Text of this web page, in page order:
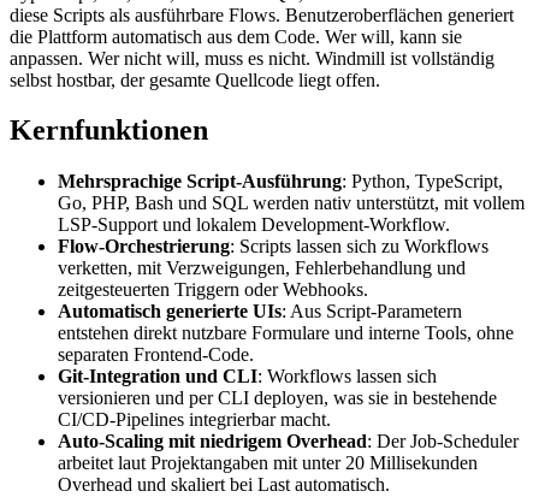
diese Scripts als ausführbare Flows. Benutzeroberflächen generiert
die Plattform automatisch aus dem Code. Wer will, kann sie
anpassen. Wer nicht will, muss es nicht. Windmill ist vollständig
selbst hostbar, der gesamte Quellcode liegt offen.
Kernfunktionen
Mehrsprachige Script-Ausführung: Python, TypeScript,
Go, PHP, Bash und SQL werden nativ unterstützt, mit vollem
LSP-Support und lokalem Development-Workflow.
Flow-Orchestrierung: Scripts lassen sich zu Workflows
verketten, mit Verzweigungen, Fehlerbehandlung und
zeitgesteuerten Triggern oder Webhooks.
Automatisch generierte UIs: Aus Script-Parametern
entstehen direkt nutzbare Formulare und interne Tools, ohne
separaten Frontend-Code.
Git-Integration und CLI: Workflows lassen sich
versionieren und per CLI deployen, was sie in bestehende
CI/CD-Pipelines integrierbar macht.
Auto-Scaling mit niedrigem Overhead: Der Job-Scheduler
arbeitet laut Projektangaben mit unter 20 Millisekunden
Overhead und skaliert bei Last automatisch.